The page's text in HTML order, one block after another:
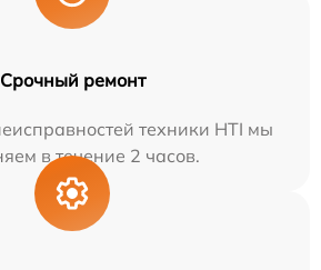
Срочный ремонт
техники HTI мы
в течение 2 часов.